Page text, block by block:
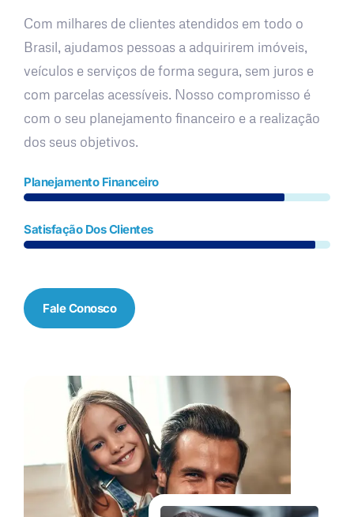
Com milhares de clientes atendidos em todo o
Brasil, ajudamos pessoas a adquirirem imóveis,
veículos e serviços de forma segura, sem juros e
com parcelas acessíveis. Nosso compromisso é
com o seu planejamento financeiro e a realização
dos seus objetivos.
Planejamento Financeiro
Satisfação Dos Clientes
Fale Conosco